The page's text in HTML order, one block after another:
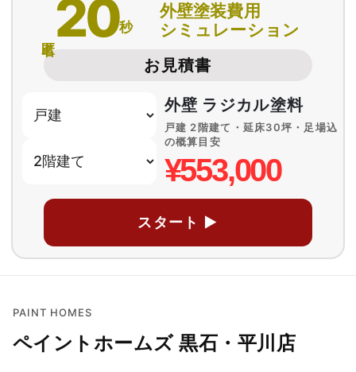
20秒
外壁塗装費用
シミュレーション
お見積書
外壁 ラジカル塗料
戸建 2階建て・延床30坪・足場込
の概算目安
¥553,000
スタート ▶
PAINT HOMES
ペイントホームズ 黒石・平川店